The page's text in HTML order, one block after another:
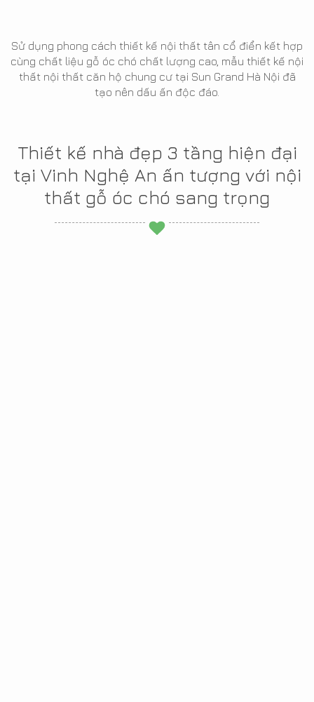
Sử dụng phong cách thiết kế nội thất tân cổ điển kết hợp
cùng chất liệu gỗ óc chó chất lượng cao, mẫu thiết kế nội
thất nội thất căn hộ chung cư tại Sun Grand Hà Nội đã
tạo nên dấu ấn độc đáo.
Thiết kế nhà đẹp 3 tầng hiện đại
tại Vinh Nghệ An ấn tượng với nội
thất gỗ óc chó sang trọng